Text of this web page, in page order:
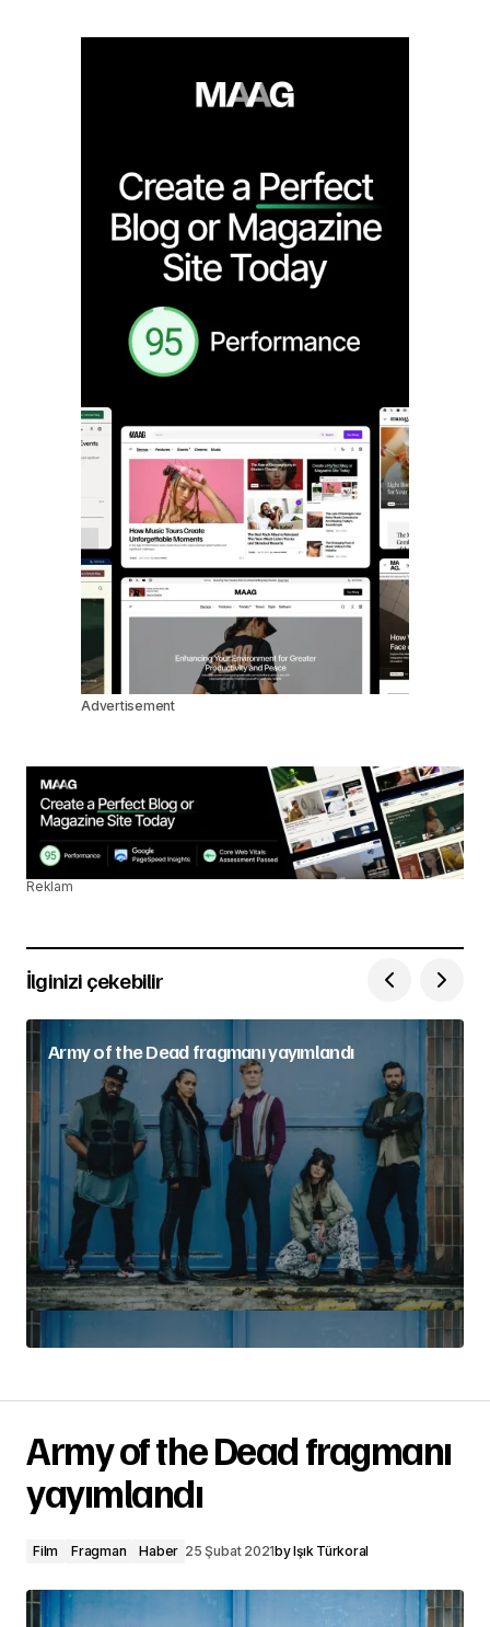
Advertisement
Reklam
İlginizi çekebilir
Army of the Dead fragmanı yayımlandı
Army of the Dead fragmanı
yayımlandı
Film Fragman Haber 25 Şubat 2021byIşık Türkoral